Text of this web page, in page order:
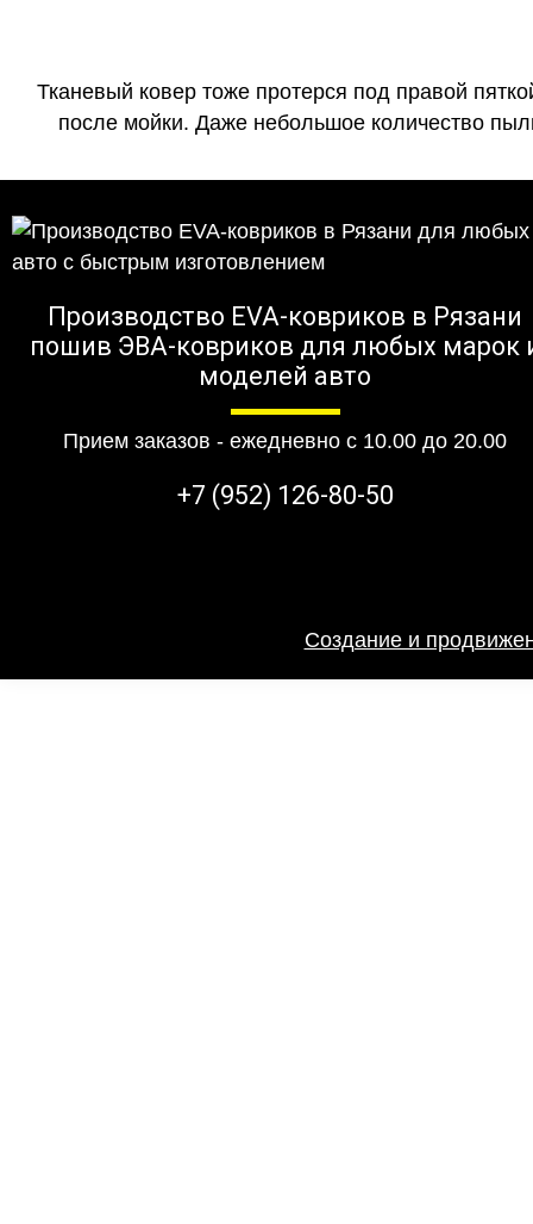
Тканевый ковер тоже протерся под правой
после мойки. Даже небольшое количество
Производство EVA-ковриков в Рязани
пошив ЭВА-ковриков для любых марок
моделей авто
Прием заказов - ежедневно с 10.00 до 20.00
+7 (952) 126-80-50
Создание и